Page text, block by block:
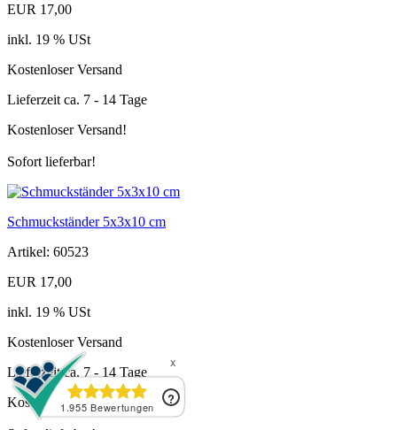
EUR 17,00
inkl. 19 % USt
Kostenloser Versand
Lieferzeit ca. 7 - 14 Tage
Kostenloser Versand!
Sofort lieferbar!
Schmuckständer 5x3x10 cm
Artikel: 60523
EUR 17,00
inkl. 19 % USt
Kostenloser Versand
Lieferzeit ca. 7 - 14 Tage
Kostenloser Versand!